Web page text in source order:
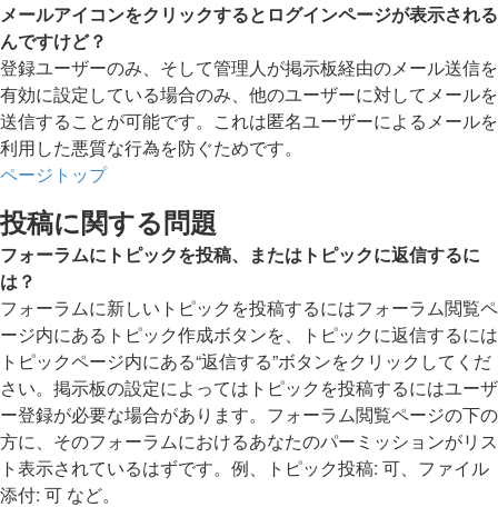
メールアイコンをクリックするとログインページが表示される
んですけど？
登録ユーザーのみ、そして管理人が掲示板経由のメール送信を
有効に設定している場合のみ、他のユーザーに対してメールを
送信することが可能です。これは匿名ユーザーによるメールを
利用した悪質な行為を防ぐためです。
ページトップ
投稿に関する問題
フォーラムにトピックを投稿、またはトピックに返信するに
は？
フォーラムに新しいトピックを投稿するにはフォーラム閲覧ペ
ージ内にあるトピック作成ボタンを、トピックに返信するには
トピックページ内にある“返信する”ボタンをクリックしてくだ
さい。掲示板の設定によってはトピックを投稿するにはユーザ
ー登録が必要な場合があります。フォーラム閲覧ページの下の
方に、そのフォーラムにおけるあなたのパーミッションがリス
ト表示されているはずです。例、トピック投稿: 可、ファイル
添付: 可 など。